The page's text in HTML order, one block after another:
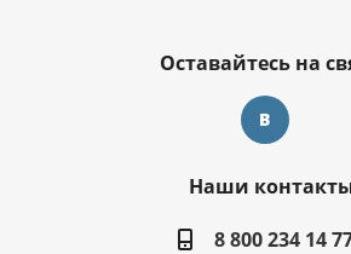
Оставайтесь на
Наши
8 800 234 14